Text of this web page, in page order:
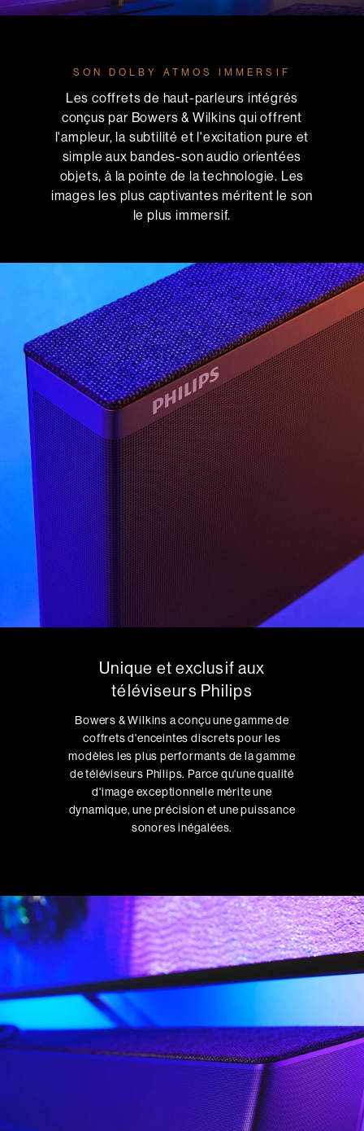
SON DOLBY ATMOS IMMERSIF
Les coffrets de haut-parleurs intégrés
conçus par Bowers & Wilkins qui offrent
l'ampleur, la subtilité et l'excitation pure et
simple aux bandes-son audio orientées
objets, à la pointe de la technologie. Les
images les plus captivantes méritent le son
le plus immersif.
Unique et exclusif aux
téléviseurs Philips
Bowers & Wilkins a conçu une gamme de
coffrets d'enceintes discrets pour les
modèles les plus performants de la gamme
de téléviseurs Philips. Parce qu'une qualité
d'image exceptionnelle mérite une
dynamique, une précision et une puissance
sonores inégalées.